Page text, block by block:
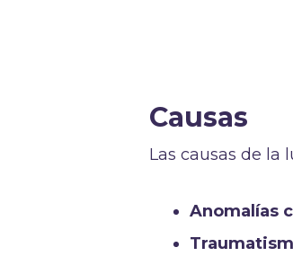
Causas
Las causas de la
Anomalías